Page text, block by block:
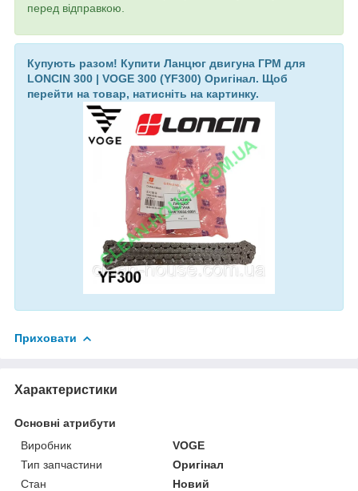
перед відправкою.
Купують разом! Купити Ланцюг двигуна ГРМ для
LONCIN 300 | VOGE 300 (YF300) Оригінал. Щоб
перейти на товар, натисніть на картинку.
Приховати
Характеристики
Основні атрибути
Виробник
VOGE
Тип запчастини
Оригінал
Стан
Новий